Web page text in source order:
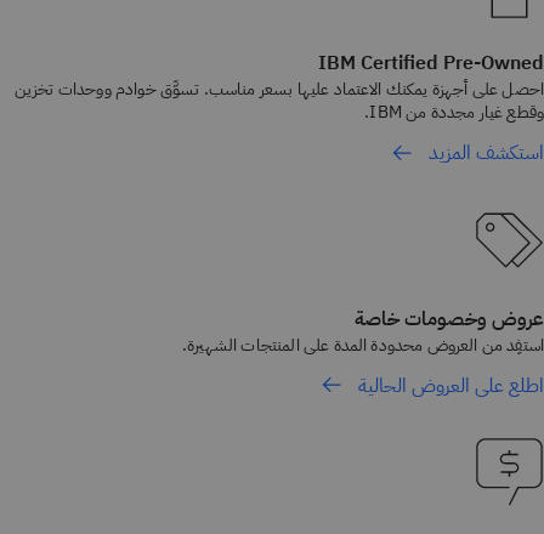
IBM Certified Pre-Owned
احصل على أجهزة يمكنك الاعتماد عليها بسعر مناسب. تسوَّق خوادم ووحدات تخزين
وقطع غيار مجددة من IBM.
استكشف المزيد
عروض وخصومات خاصة
استفِد من العروض محدودة المدة على المنتجات الشهيرة.
اطلع على العروض الحالية